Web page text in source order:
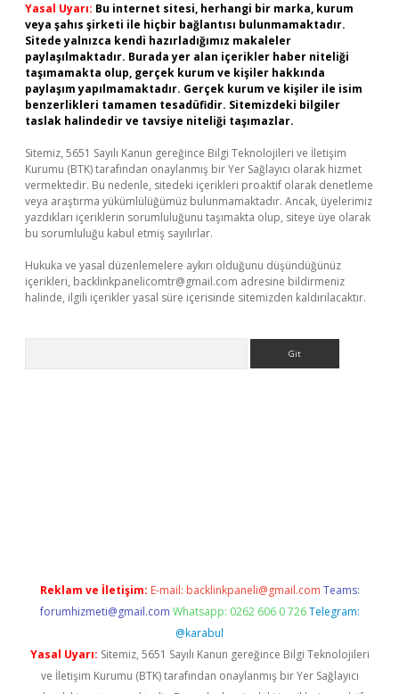
Yasal Uyarı: Bu internet sitesi, herhangi bir marka, kurum
veya şahıs şirketi ile hiçbir bağlantısı bulunmamaktadır.
Sitede yalnızca kendi hazırladığımız makaleler
paylaşılmaktadır. Burada yer alan içerikler haber niteliği
taşımamakta olup, gerçek kurum ve kişiler hakkında
paylaşım yapılmamaktadır. Gerçek kurum ve kişiler ile isim
benzerlikleri tamamen tesadüfidir. Sitemizdeki bilgiler
taslak halindedir ve tavsiye niteliği taşımazlar.
Sitemiz, 5651 Sayılı Kanun gereğince Bilgi Teknolojileri ve İletişim
Kurumu (BTK) tarafından onaylanmış bir Yer Sağlayıcı olarak hizmet
vermektedir. Bu nedenle, sitedeki içerikleri proaktif olarak denetleme
veya araştırma yükümlülüğümüz bulunmamaktadır. Ancak, üyelerimiz
yazdıkları içeriklerin sorumluluğunu taşımakta olup, siteye üye olarak
bu sorumluluğu kabul etmiş sayılırlar.
Hukuka ve yasal düzenlemelere aykırı olduğunu düşündüğünüz
içerikleri, backlinkpanelicomtr@gmail.com adresine bildirmeniz
halinde, ilgili içerikler yasal süre içerisinde sitemizden kaldırılacaktır.
Reklam ve İletişim: E-mail: backlinkpaneli@gmail.com Teams:
forumhizmeti@gmail.com Whatsapp: 0262 606 0 726 Telegram:
@karabul
Yasal Uyarı: Sitemiz, 5651 Sayılı Kanun gereğince Bilgi Teknolojileri
ve İletişim Kurumu (BTK) tarafından onaylanmış bir Yer Sağlayıcı